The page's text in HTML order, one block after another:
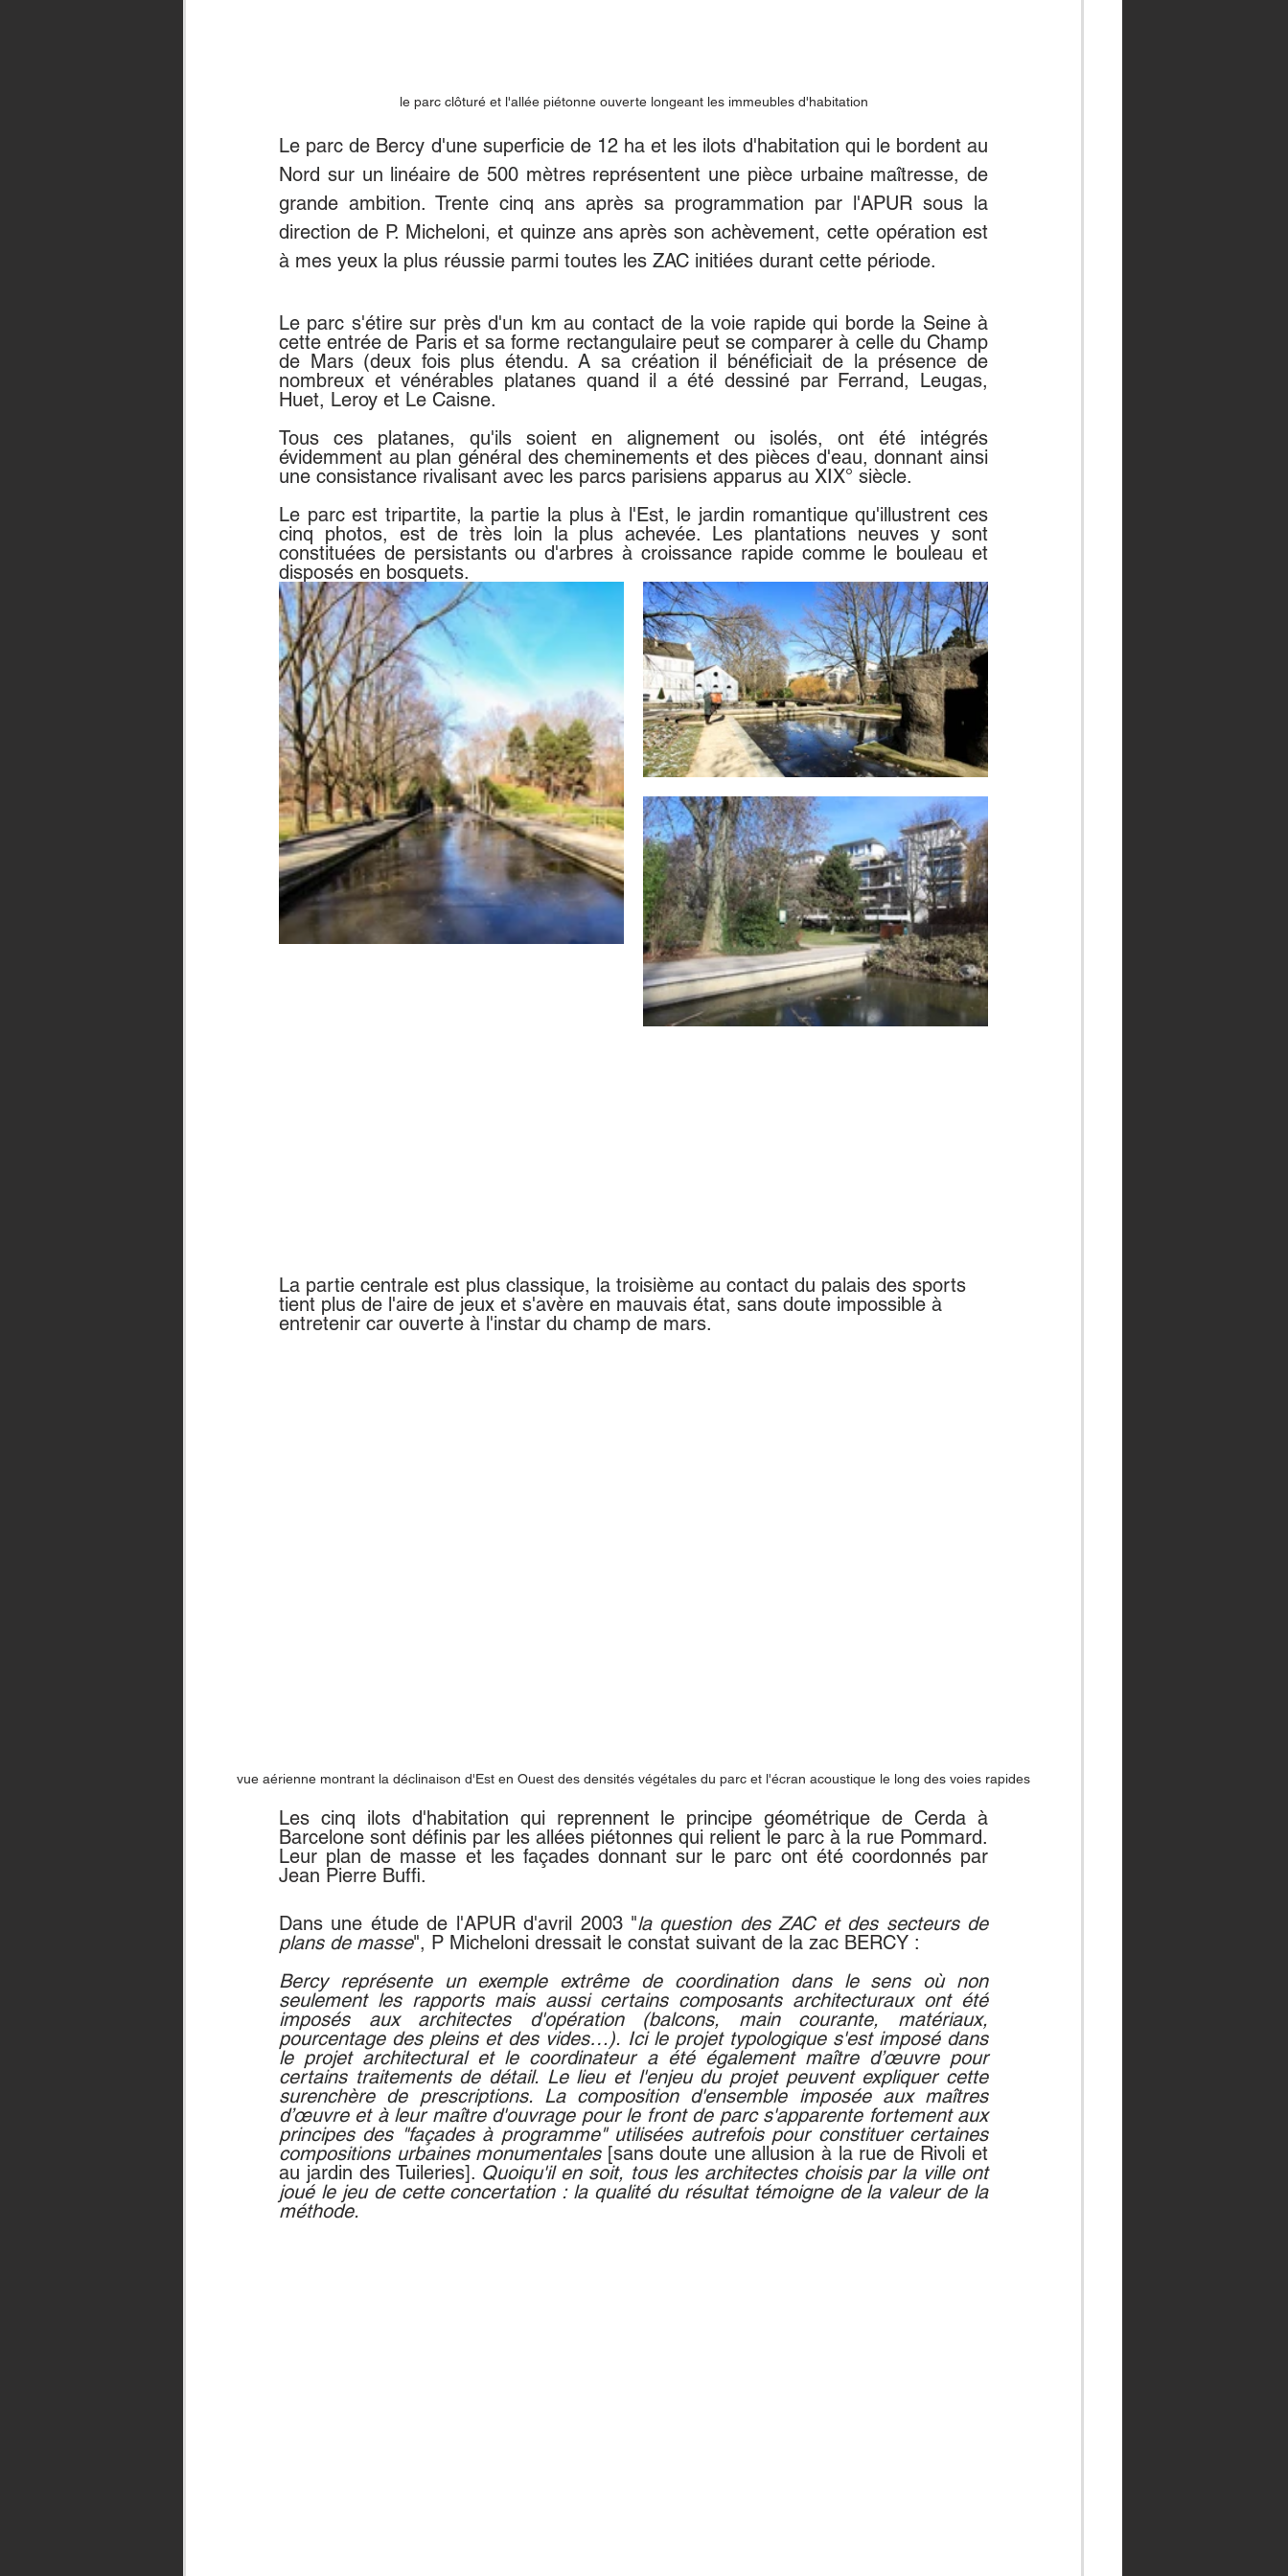
le parc clôturé et l'allée piétonne ouverte longeant les immeubles d'habitation
Le parc de Bercy d'une superficie de 12 ha et les ilots d'habitation qui le bordent au
Nord sur un linéaire de 500 mètres représentent une pièce urbaine maîtresse, de
grande ambition. Trente cinq ans après sa programmation par l'APUR sous la
direction de P. Micheloni, et quinze ans après son achèvement, cette opération est
à mes yeux la plus réussie parmi toutes les ZAC initiées durant cette période.
Le parc s'étire sur près d'un km au contact de la voie rapide qui borde la Seine à
cette entrée de Paris et sa forme rectangulaire peut se comparer à celle du Champ
de Mars (deux fois plus étendu. A sa création il bénéficiait de la présence de
nombreux et vénérables platanes quand il a été dessiné par Ferrand, Leugas,
Huet, Leroy et Le Caisne.
Tous ces platanes, qu'ils soient en alignement ou isolés, ont été intégrés
évidemment au plan général des cheminements et des pièces d'eau, donnant ainsi
une consistance rivalisant avec les parcs parisiens apparus au XIX° siècle.
Le parc est tripartite, la partie la plus à l'Est, le jardin romantique qu'illustrent ces
cinq photos, est de très loin la plus achevée. Les plantations neuves y sont
constituées de persistants ou d'arbres à croissance rapide comme le bouleau et
disposés en bosquets.
La partie centrale est plus classique, la troisième au contact du palais des sports
tient plus de l'aire de jeux et s'avère en mauvais état, sans doute impossible à
entretenir car ouverte à l'instar du champ de mars.
vue aérienne montrant la déclinaison d'Est en Ouest des densités végétales du parc et l'écran acoustique le long des voies rapides
Les cinq ilots d'habitation qui reprennent le principe géométrique de Cerda à
Barcelone sont définis par les allées piétonnes qui relient le parc à la rue Pommard.
Leur plan de masse et les façades donnant sur le parc ont été coordonnés par
Jean Pierre Buffi.
Dans une étude de l'APUR d'avril 2003 "la question des ZAC et des secteurs de
plans de masse", P Micheloni dressait le constat suivant de la zac BERCY :
Bercy représente un exemple extrême de coordination dans le sens où non
seulement les rapports mais aussi certains composants architecturaux ont été
imposés aux architectes d'opération (balcons, main courante, matériaux,
pourcentage des pleins et des vides…). Ici le projet typologique s'est imposé dans
le projet architectural et le coordinateur a été également maître d’œuvre pour
certains traitements de détail. Le lieu et l'enjeu du projet peuvent expliquer cette
surenchère de prescriptions. La composition d'ensemble imposée aux maîtres
d’œuvre et à leur maître d'ouvrage pour le front de parc s'apparente fortement aux
principes des "façades à programme" utilisées autrefois pour constituer certaines
compositions urbaines monumentales [sans doute une allusion à la rue de Rivoli et
au jardin des Tuileries]. Quoiqu'il en soit, tous les architectes choisis par la ville ont
joué le jeu de cette concertation : la qualité du résultat témoigne de la valeur de la
méthode.